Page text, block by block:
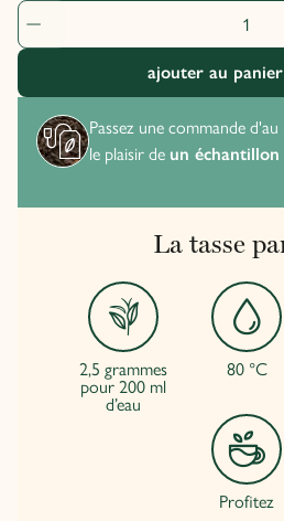
quantité de produit: 1
ajouter au panier
Passez une commande
le plaisir de un
La tasse
2,5 grammes
pour 200 ml
d’eau
80 °C
Profitez